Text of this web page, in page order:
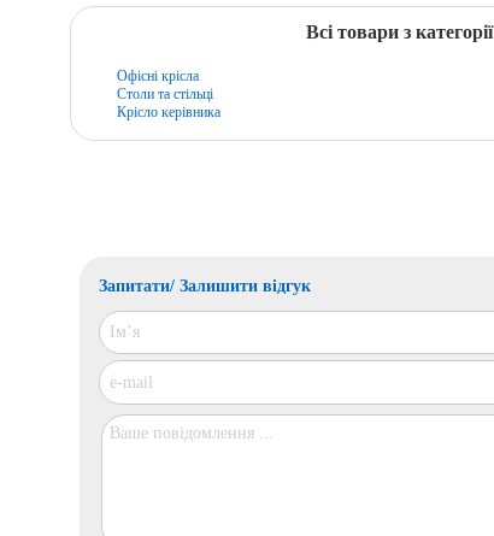
Всі товари з категорії
Офісні крісла
Столи та стільці
Крісло керівника
Запитати/ Залишити відгук